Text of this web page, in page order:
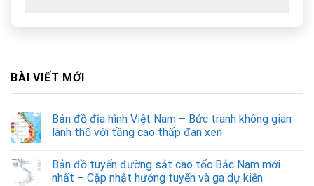
BÀI VIẾT MỚI
Bản đồ địa hình Việt Nam – Bức tranh không gian
lãnh thổ với tầng cao thấp đan xen
Bản đồ tuyến đường sắt cao tốc Bắc Nam mới
nhất – Cập nhật hướng tuyến và ga dự kiến